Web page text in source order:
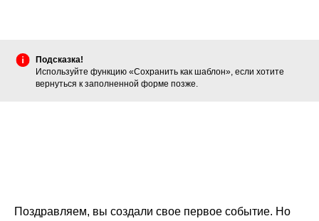
Подсказка!
Используйте функцию «Сохранить как шаблон», если хотите
вернуться к заполненной форме позже.
Поздравляем, вы создали свое первое событие. Но